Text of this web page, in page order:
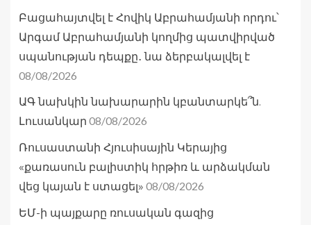
Բացահայտվել է Հովիկ Աբրահամյանի որդու՝
Արգամ Աբրահամյանի կողմից պատվիրված
սպանության դեպքը․ նա ձերբակալվել է
08/08/2026
ԱԳ նախկին նախարարին կբանտարկե՞ն.
Լուսանկար 08/08/2026
Ռուսաստանի Հյուսիսային Կերայից
«քառասուն բալիստիկ հրթիռ և արձակման
վեց կայան է ստացել» 08/08/2026
ԵՄ-ի պայքարը ռուսական գազից